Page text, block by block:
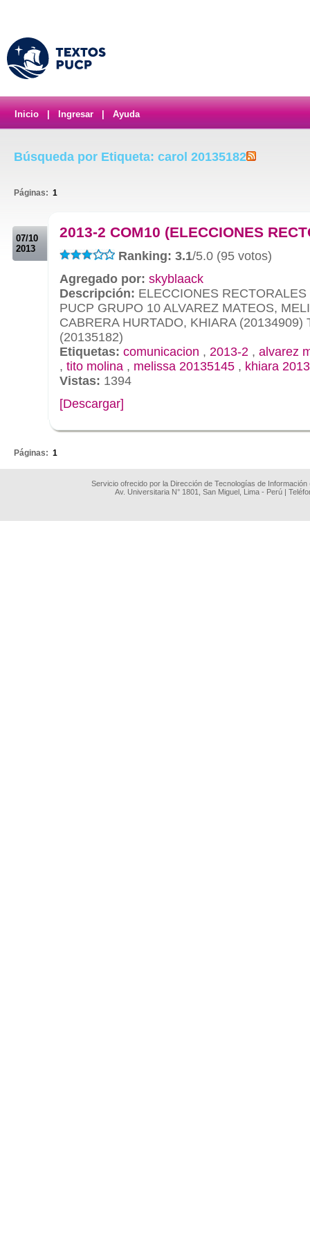
Inicio Ingresar Ayuda
Búsqueda por Etiqueta: carol 20135182
Páginas: 1
07/10
2013
2013-2 COM10 (ELECCIONES
Ranking: 3.1/5.0 (95 votos)
Agregado por: skyblaack
Descripción: ELECCIONES RECTORALES
PUCP GRUPO 10 ALVAREZ MATEOS,
CABRERA HURTADO, KHIARA (20134909)
(20135182)
Etiquetas: comunicacion , 2013-2 , alvarez
, tito molina , melissa 20135145 , khiara
Vistas: 1394
[Descargar]
Páginas: 1
Servicio ofrecido por la Dirección de Tecnologías de
Av. Universitaria N° 1801, San Miguel, Lima - Perú |